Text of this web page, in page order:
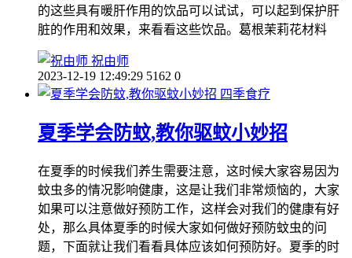
的这些具有暖肝作用的饮品可以试试，可以起到保护肝
脏的作用和效果，来看看这些饮品。葛根茉莉花材料
祝由师
2023-12-19 12:49:29 5162 0
四季食疗
夏季学会防蚊,教你驱蚊小妙招
在夏季的时候我们养生需要注意，这时候大家容易因为
蚊虫多的情况影响健康，这是让我们非常烦恼的，大家
如果可以注意做好预防工作，这样会对我们的健康有好
处，那么具体夏季的时候大家如何做好预防蚊虫的问
题，下面就让我们看看具体应该如何预防好。夏季的时